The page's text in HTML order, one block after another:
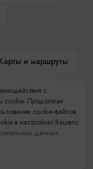
и маршруты
Музеи
с
cookie. Продолжая
cookie-файлов.
в настройках Вашего
данных.